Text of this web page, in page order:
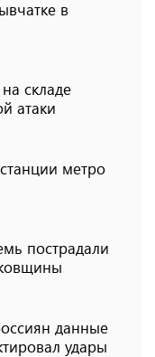
в
складе
атаки
метро
пострадали
данные
удары